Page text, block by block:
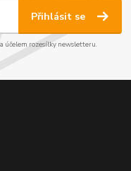
Přihlásit se
účelem rozesílky newsletteru.